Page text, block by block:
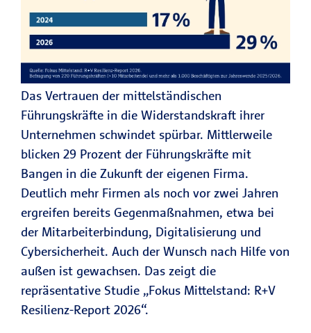
Das Vertrauen der mittelständischen
Führungskräfte in die Widerstandskraft ihrer
Unternehmen schwindet spürbar. Mittlerweile
blicken 29 Prozent der Führungskräfte mit
Bangen in die Zukunft der eigenen Firma.
Deutlich mehr Firmen als noch vor zwei Jahren
ergreifen bereits Gegenmaßnahmen, etwa bei
der Mitarbeiterbindung, Digitalisierung und
Cybersicherheit. Auch der Wunsch nach Hilfe von
außen ist gewachsen. Das zeigt die
repräsentative Studie „Fokus Mittelstand: R+V
Resilienz-Report 2026“.